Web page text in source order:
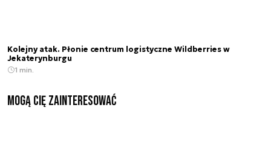
Kolejny atak. Płonie centrum logistyczne Wildberries w
Jekaterynburgu
1 min.
Mogą Cię zainteresować